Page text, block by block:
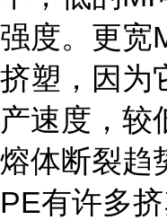
强度。更宽
挤塑，因为
产速度，较
熔体断裂趋
PE有许多